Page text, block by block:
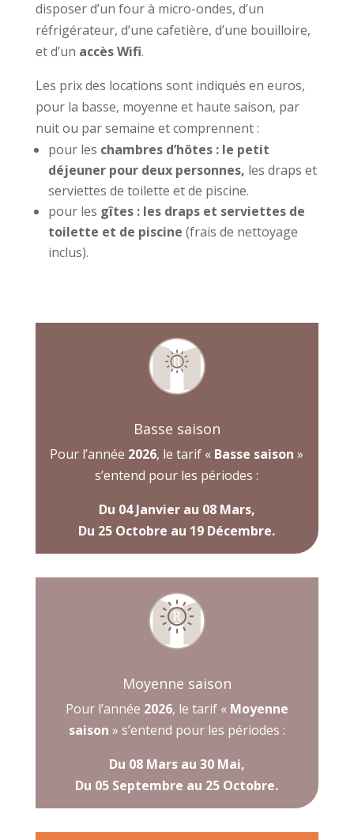
disposer d’un four à micro-ondes, d’un
réfrigérateur, d’une cafetière, d’une bouilloire,
et d’un accès Wifi.
Les prix des locations sont indiqués en euros,
pour la basse, moyenne et haute saison, par
nuit ou par semaine et comprennent :
pour les chambres d’hôtes : le petit
déjeuner pour deux personnes, les draps et
serviettes de toilette et de piscine.
pour les gîtes : les draps et serviettes de
toilette et de piscine (frais de nettoyage
inclus).
Basse saison
Pour l’année 2026, le tarif « Basse saison »
s’entend pour les périodes :
Du 04 Janvier au 08 Mars,
Du 25 Octobre au 19 Décembre.
Moyenne saison
Pour l’année 2026, le tarif « Moyenne
saison » s’entend pour les périodes :
Du 08 Mars au 30 Mai,
Du 05 Septembre au 25 Octobre.